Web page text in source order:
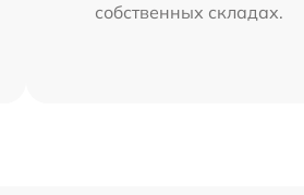
собственных складах.